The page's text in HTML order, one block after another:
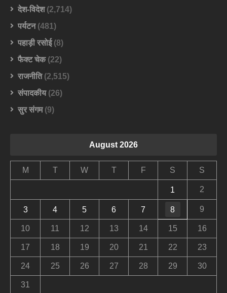
देश-विदेश(2,714)
पर्यटन(481)
पहाड़ी रसोई(8)
फैक्ट चेक(22)
राजनीति(2,515)
संपादकीय(26)
सुर संगम(9)
August 2026
M T W T F S S
1 2
3 4 5 6 7 8 9
10 11 12 13 14 15 16
17 18 19 20 21 22 23
24 25 26 27 28 29 30
31